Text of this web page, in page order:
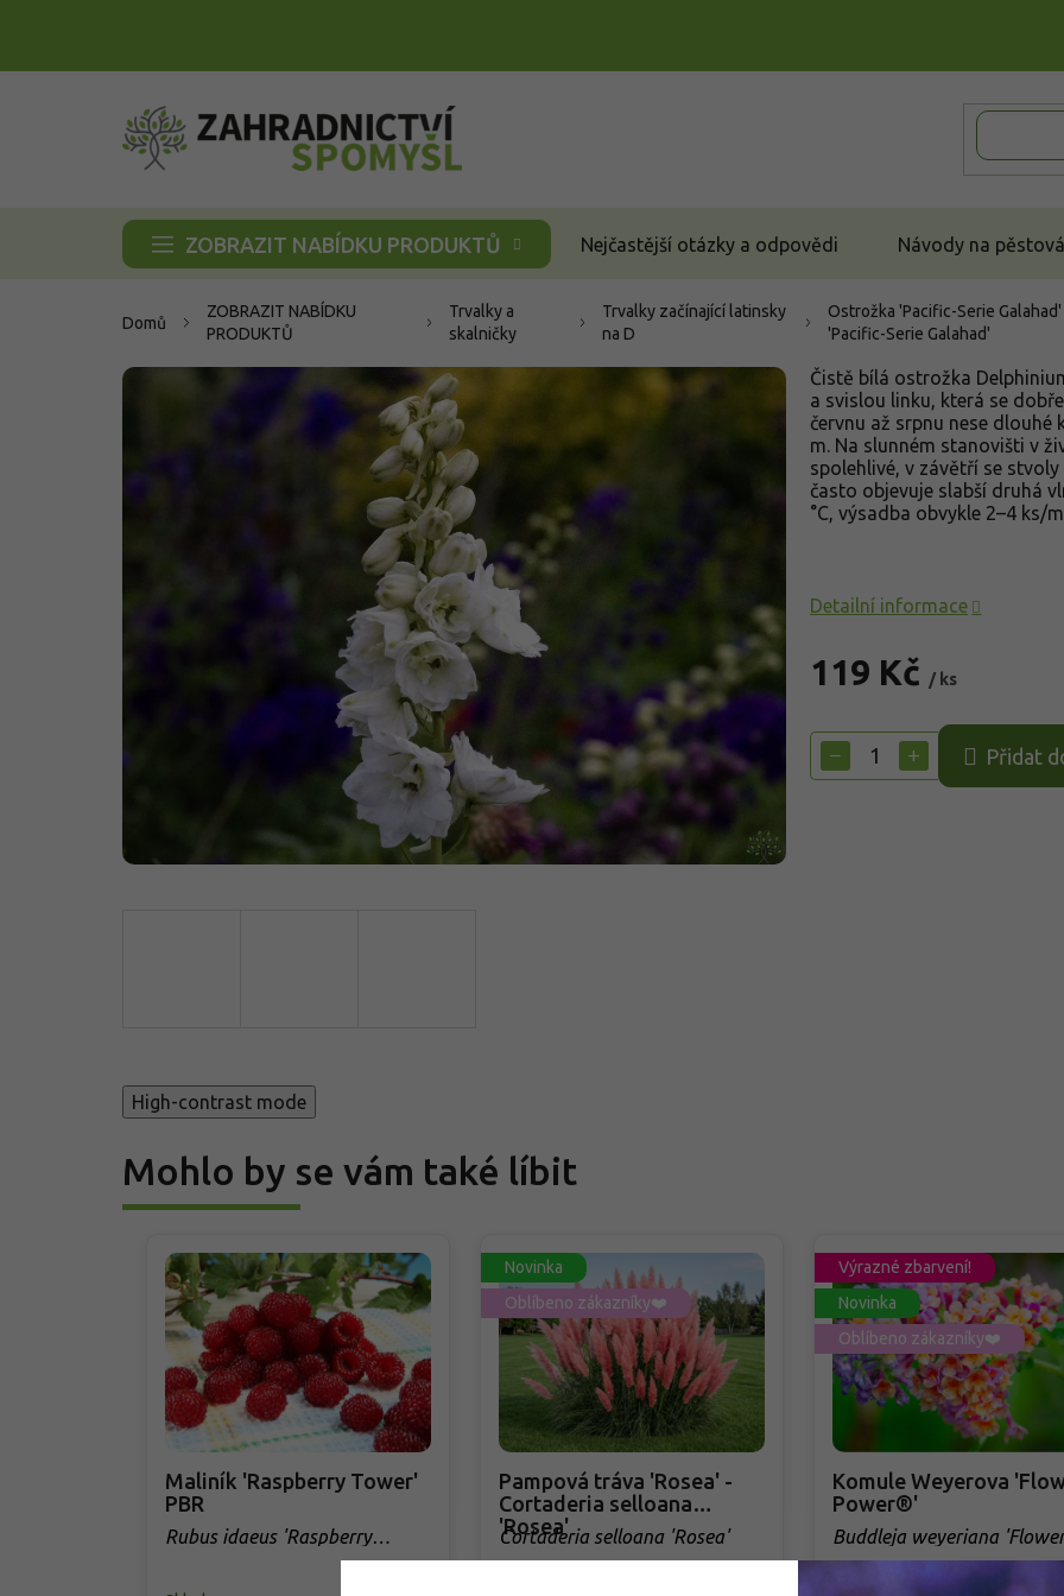
ZOBRAZIT NABÍDKU PRODUKTŮ Nejčastější otázky a odpovědi Návody na
Domů
ZOBRAZIT NABÍDKU
PRODUKTŮ
Trvalky a
skalničky
Trvalky začínající latinsky
na D
Ostrožka 'Pacific-Serie
'Pacific-Serie Galahad'
119 Kč / ks
cena:
+
− Přidat
Čistě bílá ostrožka
a svislou linku, která se
červnu až srpnu nese dlouhé
m. Na slunném stanovišti v
spolehlivé, v závětří se
často objevuje slabší druhá
°C, výsadba obvykle 2–4 ks/
Detailní informace
High-contrast mode
Mohlo by se vám také líbit
Maliník 'Raspberry Tower'
PBR
Rubus idaeus 'Raspberry
Novinka
Oblíbeno zákazníky❤️
Pampová tráva 'Rosea' -
Cortaderia selloana
'Rosea'
Cortaderia selloana 'Rosea'
Výrazné zbarvení!
Novinka
Oblíbeno zákazníky❤️
Komule Weyerova
Power®'
Buddleja weyeriana 'Flower
Power®'